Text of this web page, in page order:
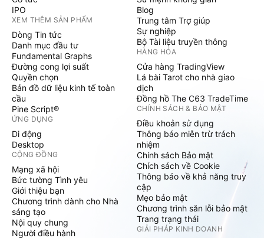
IPO
XEM THÊM SẢN PHẨM
Dòng Tin tức
Danh mục đầu tư
Fundamental Graphs
Đường cong lợi suất
Quyền chọn
Bản đồ dữ liệu kinh tế toàn
cầu
Pine Script®
ỨNG DỤNG
Di động
Desktop
CỘNG ĐỒNG
Mạng xã hội
Bức tường Tình yêu
Giới thiệu bạn
Chương trình dành cho Nhà
sáng tạo
Nội quy chung
Người điều hành
Blog
Trung tâm Trợ giúp
Sự nghiệp
Bộ Tài liệu truyền thông
HÀNG HÓA
Cửa hàng TradingView
Lá bài Tarot cho nhà giao
dịch
Đồng hồ The C63 TradeTime
CHÍNH SÁCH & BẢO MẬT
Điều khoản sử dụng
Thông báo miễn trừ trách
nhiệm
Chính sách Bảo mật
Chích sách về Cookie
Thông báo về khả năng truy
cập
Mẹo bảo mật
Chương trình săn lỗi bảo mật
Trang trạng thái
GIẢI PHÁP KINH DOANH